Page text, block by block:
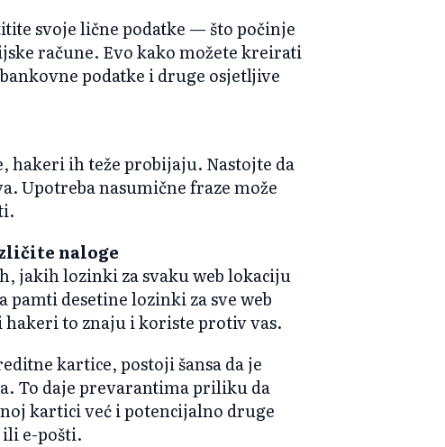
svoje lične podatke — što počinje
račune. Evo kako možete kreirati
podatke i druge osjetljive
hakeri ih teže probijaju. Nastojte da
Upotreba nasumične fraze može
naloge
jakih lozinki za svaku web lokaciju
desetine lozinki za sve web
to znaju i koriste protiv vas.
kartice, postoji šansa da je
To daje prevarantima priliku da
kartici već i potencijalno druge
ili e-pošti.